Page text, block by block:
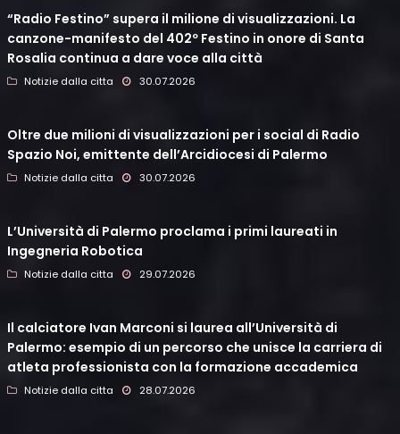
“Radio Festino” supera il milione di visualizzazioni. La
canzone-manifesto del 402º Festino in onore di Santa
Rosalia continua a dare voce alla città
Notizie dalla citta 30.07.2026
Oltre due milioni di visualizzazioni per i social di Radio
Spazio Noi, emittente dell’Arcidiocesi di Palermo
Notizie dalla citta 30.07.2026
L’Università di Palermo proclama i primi laureati in
Ingegneria Robotica
Notizie dalla citta 29.07.2026
Il calciatore Ivan Marconi si laurea all’Università di
Palermo: esempio di un percorso che unisce la carriera di
atleta professionista con la formazione accademica
Notizie dalla citta 28.07.2026